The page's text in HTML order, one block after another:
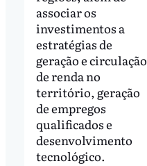
associar os
investimentos a
estratégias de
geração e circulação
de renda no
território, geração
de empregos
qualificados e
desenvolvimento
tecnológico.